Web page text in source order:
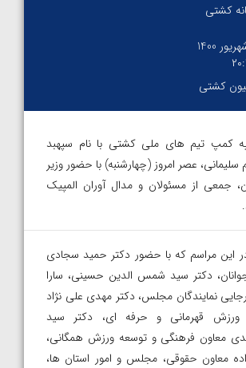
کشتی
کشتی
کمپ تیم های ملی کشتی با نام سپهبد
عصر امروز (چهارشنبه) با حضور وزیر
جمعی از مسئولان و مدال آوران المپیک
این مراسم که با حضور دکتر حمید سجادی
دکتر سید شمس الدین حسینی، سارا
نمایندگان مجلس، دکتر مهدی علی نژاد
ورزش قهرمانی و حرفه ای، دکتر سید
معاون فرهنگی و توسعه ورزش همگانی،
معاون حقوقی، مجلس و امور استان ها،